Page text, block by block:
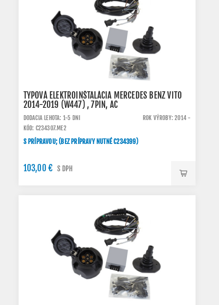
TYPOVÁ ELEKTROINŠTALÁCIA MERCEDES BENZ VITO
2014-2019 (W447) , 7PIN, AC
DODACIA LEHOTA: 1-5 DNI
ROK VÝROBY: 2014 -
KÓD: C234307.ME2
S PRÍPRAVOU; (BEZ PRÍPRAVY NUTNÉ C234399)
103,00 € S DPH